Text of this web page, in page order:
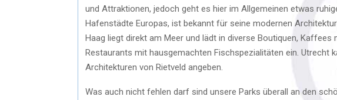
und Attraktionen, jedoch geht es hier im Allgemeinen etwas
Hafenstädte Europas, ist bekannt für seine modernen
Haag liegt direkt am Meer und lädt in diverse Boutiquen,
Restaurants mit hausgemachten Fischspezialitäten ein. Utrecht
Architekturen von Rietveld angeben.
Was auch nicht fehlen darf sind unsere Parks überall an den